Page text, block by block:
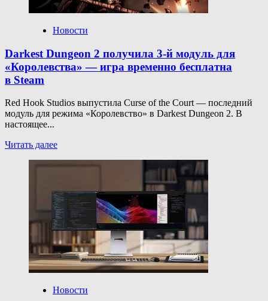
Новости
Darkest Dungeon 2 получила 3-й модуль для
«Королевства» — игра временно бесплатна
в Steam
Red Hook Studios выпустила Curse of the Court — последний
модуль для режима «Королевство» в Darkest Dungeon 2. В
настоящее...
Читать далееПрочитать
о
2 получила
3-
й
модуль
для
«Королевства»
— игра
временно
в Steam
Новости